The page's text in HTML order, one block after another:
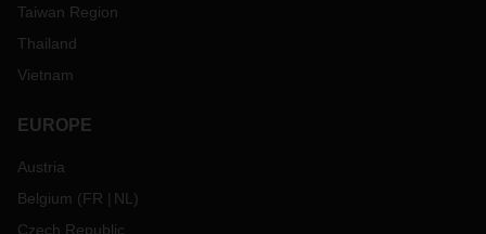
Taiwan Region
Thailand
Vietnam
EUROPE
Austria
Belgium (FR NL )
Czech Republic